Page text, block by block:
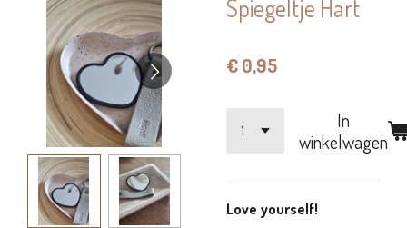
Spiegeltje Hart
€ 0,95
In
winkelwagen
Love yourself!